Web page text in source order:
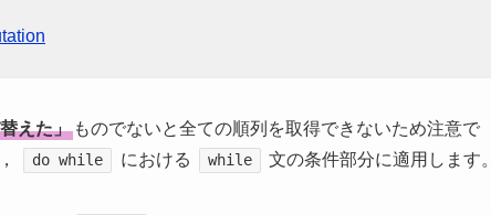
えた」ものでないと全ての順列を取得できないため注意で
do while における while 文の条件部分に適用します。